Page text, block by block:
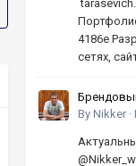
4186e
сетях,
By Nikker ·